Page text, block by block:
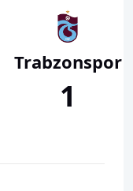
Trabzonspor
1